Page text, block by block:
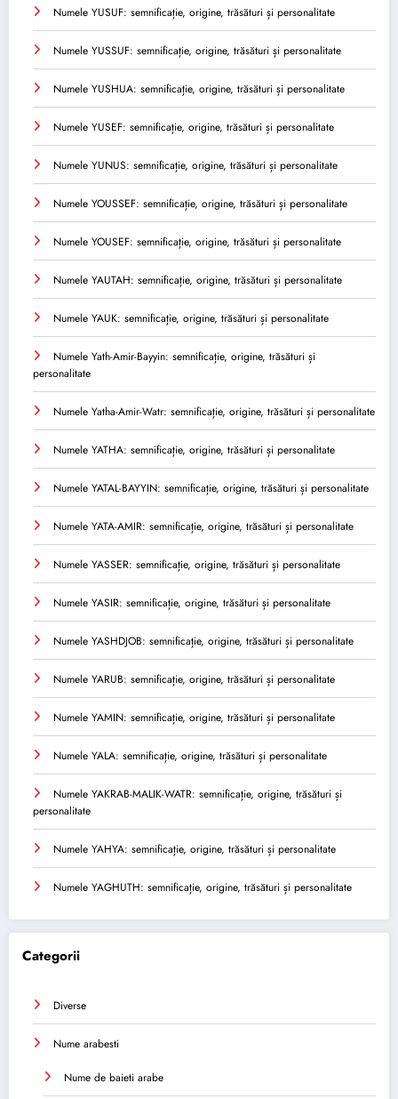
Numele YUSUF: semnificație, origine, trăsături și personalitate
Numele YUSSUF: semnificație, origine, trăsături și personalitate
Numele YUSHUA: semnificație, origine, trăsături și personalitate
Numele YUSEF: semnificație, origine, trăsături și personalitate
Numele YUNUS: semnificație, origine, trăsături și personalitate
Numele YOUSSEF: semnificație, origine, trăsături și personalitate
Numele YOUSEF: semnificație, origine, trăsături și personalitate
Numele YAUTAH: semnificație, origine, trăsături și personalitate
Numele YAUK: semnificație, origine, trăsături și personalitate
Numele Yath-Amir-Bayyin: semnificație, origine, trăsături și
personalitate
Numele Yatha-Amir-Watr: semnificație, origine, trăsături și personalitate
Numele YATHA: semnificație, origine, trăsături și personalitate
Numele YATAL-BAYYIN: semnificație, origine, trăsături și personalitate
Numele YATA-AMIR: semnificație, origine, trăsături și personalitate
Numele YASSER: semnificație, origine, trăsături și personalitate
Numele YASIR: semnificație, origine, trăsături și personalitate
Numele YASHDJOB: semnificație, origine, trăsături și personalitate
Numele YARUB: semnificație, origine, trăsături și personalitate
Numele YAMIN: semnificație, origine, trăsături și personalitate
Numele YALA: semnificație, origine, trăsături și personalitate
Numele YAKRAB-MALIK-WATR: semnificație, origine, trăsături și
personalitate
Numele YAHYA: semnificație, origine, trăsături și personalitate
Numele YAGHUTH: semnificație, origine, trăsături și personalitate
Categorii
Diverse
Nume arabesti
Nume de baieti arabe